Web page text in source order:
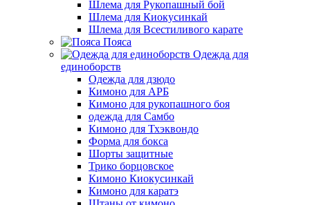
Шлема для Рукопашный бой
Шлема для Киокусинкай
Шлема для Всестиливого карате
Пояса
Одежда для
единоборств
Одежда для дзюдо
Кимоно для АРБ
Кимоно для рукопашного боя
одежда для Самбо
Кимоно для Тхэквондо
Форма для бокса
Шорты защитные
Трико борцовское
Кимоно Киокусинкай
Кимоно для каратэ